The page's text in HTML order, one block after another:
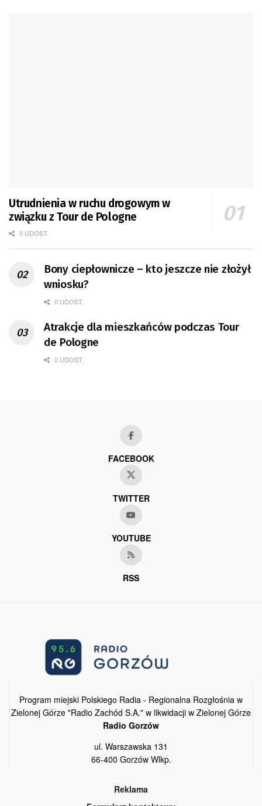
Utrudnienia w ruchu drogowym w
związku z Tour de Pologne
0 UDOST.
Bony ciepłownicze – kto jeszcze nie złożył
wniosku?
0 UDOST.
Atrakcje dla mieszkańców podczas Tour
de Pologne
0 UDOST.
FACEBOOK
TWITTER
YOUTUBE
RSS
Program miejski Polskiego Radia - Regionalna Rozgłośnia w
Zielonej Górze "Radio Zachód S.A." w likwidacji w Zielonej Górze
Radio Gorzów
ul. Warszawska 131
66-400 Gorzów Wlkp.
Reklama